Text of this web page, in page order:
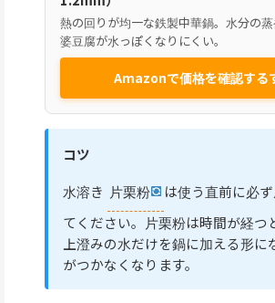
熱の回りが均一な鉄製中華鍋。水分の
婆豆腐が水っぽくなりにくい。
Amazonで価格を確認する
コツ
水溶き 片栗粉
は使う直前に必
てください。片栗粉は時間が経つ
上澄みの水だけを鍋に加える形に
がつかなくなります。